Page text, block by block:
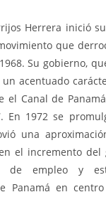
Herrera inició
que
Su gobierno,
un acentuado
el Canal de
En 1972 se
una
el incremento del
de empleo y
Panamá en